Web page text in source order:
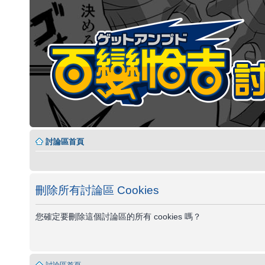
討論區首頁
刪除所有討論區 Cookies
您確定要刪除這個討論區的所有 cookies 嗎？